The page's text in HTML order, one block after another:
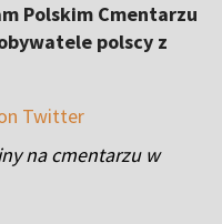
Polskim Cmentarzu
polscy z
Twitter
na cmentarzu w